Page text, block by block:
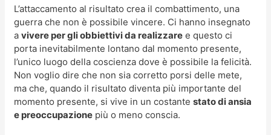
L’attaccamento al risultato crea il combattimento, una
guerra che non è possibile vincere. Ci hanno insegnato
avivere per gli obbiettivi da realizzare e questo ci
porta inevitabilmente lontano dal momento presente,
l’unico luogo della coscienza dove è possibile la felicità.
Non voglio dire che non sia corretto porsi delle mete,
ma che, quando il risultato diventa più importante del
momento presente, si vive in un costantestato di ansia
e preoccupazione più o meno conscia.